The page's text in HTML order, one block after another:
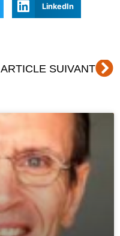
LinkedIn
ARTICLE SUIVANT